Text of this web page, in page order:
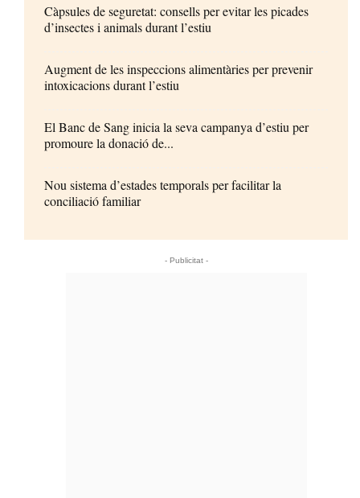
Càpsules de seguretat: consells per evitar les picades
d’insectes i animals durant l’estiu
Augment de les inspeccions alimentàries per prevenir
intoxicacions durant l’estiu
El Banc de Sang inicia la seva campanya d’estiu per
promoure la donació de...
Nou sistema d’estades temporals per facilitar la
conciliació familiar
- Publicitat -